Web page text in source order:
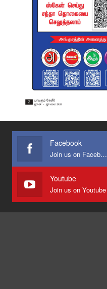
Facebook
Join us on Facebook
Youtube
Join us on Youtube